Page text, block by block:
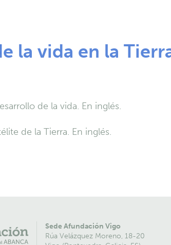
la vida en la
de la vida. En inglés.
de la Tierra. En inglés.
Sede Afundación Vigo
Rúa Velázquez Moreno, 18-20